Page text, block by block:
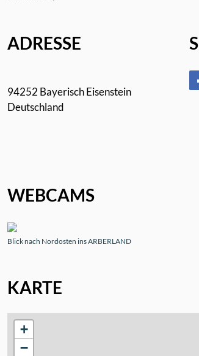
ADRESSE
94252 Bayerisch Eisenstein
Deutschland
WEBCAMS
Blick nach Nordosten ins ARBERLAND
KARTE
+
−